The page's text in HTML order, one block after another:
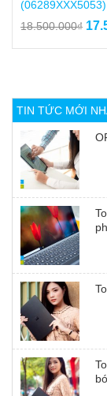
(06289XXX5053)
18.500.000₫ Giá
TIN TỨC MỚI